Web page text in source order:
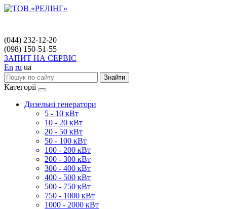
(044) 232-12-20
(098) 150-51-55
ЗАПИТ НА СЕРВІС
En ru ua
Знайти
Категорії
Дизельні генератори
5 - 10 кВт
10 - 20 кВт
20 - 50 кВт
50 - 100 кВт
100 - 200 кВт
200 - 300 кВт
300 - 400 кВт
400 - 500 кВт
500 - 750 кВт
750 - 1000 кВт
1000 - 2000 кВт